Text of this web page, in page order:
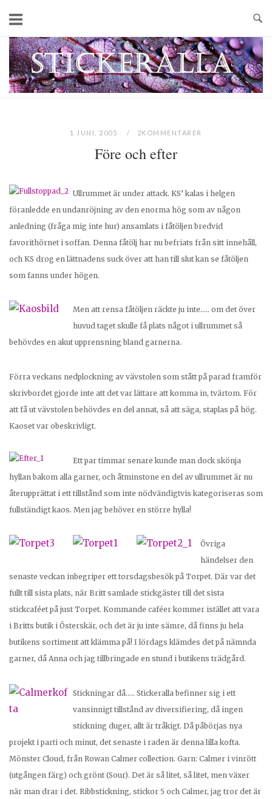
content
Home
1 JUNI, 2005 2KOMMENTARER
Före och efter
Ullrummet är under attack. KS’ kalas i helgen
föranledde en undanröjning av den enorma hög som av någon
anledning (fråga mig inte hur) ansamlats i fåtöljen bredvid
favorithörnet i soffan. Denna fåtölj har nu befriats från sitt innehåll,
och KS drog en lättnadens suck över att han till slut kan se fåtöljen
som fanns under högen.
Men att rensa fåtöljen räckte ju inte….. om det över
huvud taget skulle få plats något i ullrummet så
behövdes en akut upprensning bland garnerna.
Förra veckans nedplockning av vävstolen som stått på parad framför
skrivbordet gjorde inte att det var lättare att komma in, tvärtom. För
att få ut vävstolen behövdes en del annat, så att säga, staplas på hög.
Kaoset var obeskrivligt.
Ett par timmar senare kunde man dock skönja
hyllan bakom alla garner, och åtminstone en del av ullrummet är nu
återupprättat i ett tillstånd som inte nödvändigtvis kategoriseras som
fullständigt kaos. Men jag behöver en större hylla!
Övriga
händelser den
senaste veckan inbegriper ett torsdagsbesök på Torpet. Där var det
fullt till sista plats, när Britt samlade stickgäster till det sista
stickcaféet på just Torpet. Kommande caféer kommer istället att vara
i Britts butik i Österskär, och det är ju inte sämre, då finns ju hela
butikens sortiment att klämma på! I lördags klämdes det på nämnda
garner, då Anna och jag tillbringade en stund i butikens trädgård.
Stickningar då….. Stickeralla befinner sig i ett
vansinnigt tillstånd av diversifiering, då ingen
stickning duger, allt är tråkigt. Då påbörjas nya
projekt i parti och minut, det senaste i raden är denna lilla kofta.
Mönster Cloud, från Rowan Calmer collection. Garn: Calmer i vinrött
(utgången färg) och grönt (Sour). Det är så litet, så litet, men växer
när man drar i det. Ribbstickning, stickor 5 och Calmer, jag tror det är